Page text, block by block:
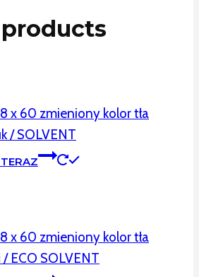
x 60 zmieniony kolor tła
/ SOLVENT
x 60 zmieniony kolor tła
ECO SOLVENT